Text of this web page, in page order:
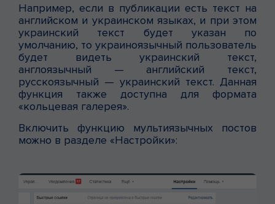
Например, если в публикации есть текст на
английском и украинском языках, и при этом
украинский текст будет указан по
умолчанию, то украиноязычный пользователь
будет видеть украинский текст,
англоязычный — английский текст,
русскоязычный — украинский текст. Данная
функция также доступна для формата
«кольцевая галерея».
Включить функцию мультиязычных постов
можно в разделе «Настройки»: